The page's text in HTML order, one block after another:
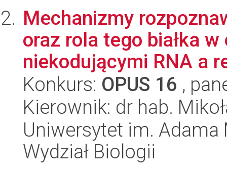
Mechanizmy
oraz rola tego białka
niekodującymi RNA a
Konkurs: OPUS 16 ,
Kierownik: dr hab.
Uniwersytet im.
Wydział Biologii